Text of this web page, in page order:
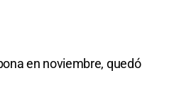
en noviembre, quedó